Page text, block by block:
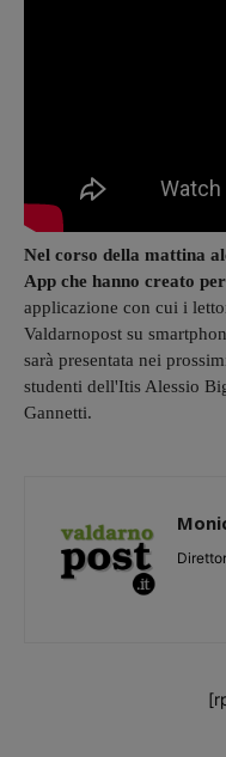
Nel corso della mattina
App che hanno creato
applicazione con cui i
Valdarnopost su
sarà presentata nei
studenti dell'Itis Alessio
Gannetti.